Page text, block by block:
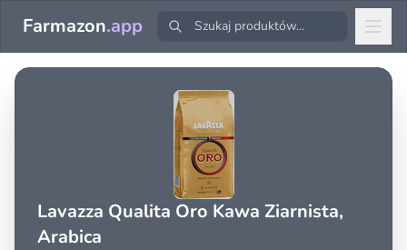
Farmazon.app
Lavazza Qualita Oro Kawa Ziarnista,
Arabica